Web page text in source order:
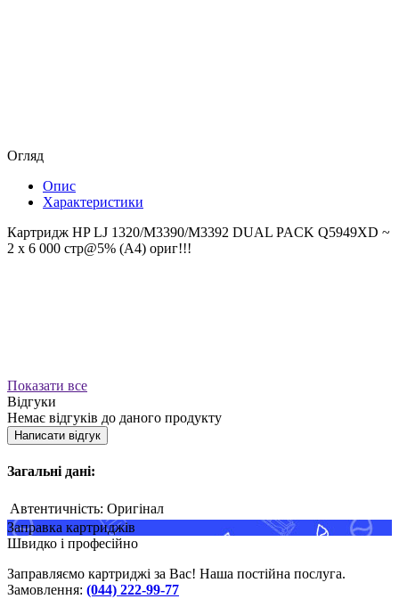
Огляд
Опис
Характеристики
Картридж HP LJ 1320/M3390/M3392 DUAL PACK Q5949XD ~
2 x 6 000 стр@5% (A4) ориг!!!
Показати все
Відгуки
Немає відгуків до даного продукту
Написати відгук
Загальні дані:
Автентичність: Оригінал
Заправка картриджів
Швидко і професійно
Заправляємо картриджі за Вас! Наша постійна послуга.
Замовлення: (044) 222-99-77